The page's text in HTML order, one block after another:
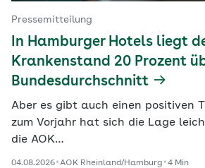
Pressemitteilung
In Hamburger Hotels liegt
Krankenstand 20 Prozent
Bundesdurchschnitt
Aber es gibt auch einen positiven
zum Vorjahr hat sich die Lage
die AOK…
04.08.2026 AOK Rheinland/Hamburg 4 Min